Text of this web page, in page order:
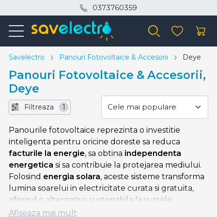
0373760359
Savelectro Panouri Fotovoltaice & Accesorii Deye
Panouri Fotovoltaice & Accesorii,
Deye
Filtreaza 1
Panourile fotovoltaice reprezinta o investitie
inteligenta pentru oricine doreste sa reduca
facturile la energie, sa obtina independenta
energetica si sa contribuie la protejarea mediului.
Folosind energia solara, aceste sisteme transforma
lumina soarelui in electricitate curata si gratuita,
oferind o alternativa sustenabila la sursele
conventionale de energie.
Afiseaza mai mult